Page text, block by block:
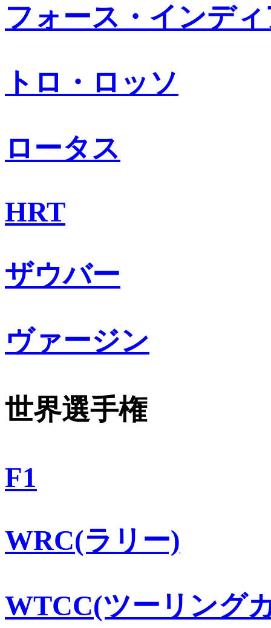
フォース・インデ
トロ・ロッソ
ロータス
HRT
ザウバー
ヴァージン
世界選手権
F1
WRC(ラリー)
WTCC(ツーリング